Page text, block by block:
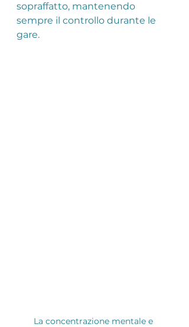
sopraffatto, mantenendo
sempre il controllo durante le
gare.
La concentrazione mentale e